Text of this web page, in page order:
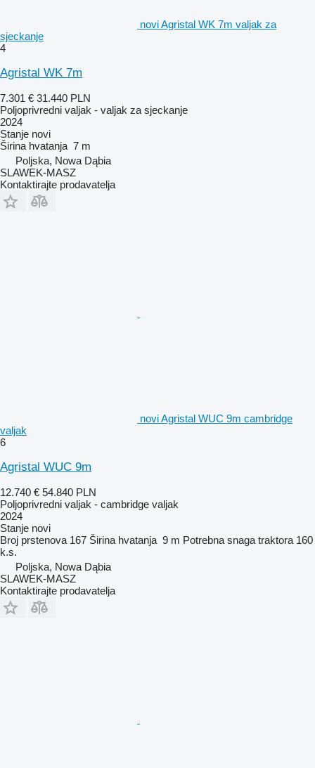
novi Agristal WK 7m valjak za
sjeckanje
4
Agristal WK 7m
7.301 € 31.440 PLN
Poljoprivredni valjak - valjak za sjeckanje
2024
Stanje novi
Širina hvatanja 7 m
Poljska, Nowa Dąbia
SLAWEK-MASZ
Kontaktirajte prodavatelja
novi Agristal WUC 9m cambridge
valjak
6
Agristal WUC 9m
12.740 € 54.840 PLN
Poljoprivredni valjak - cambridge valjak
2024
Stanje novi
Broj prstenova 167 Širina hvatanja 9 m Potrebna snaga traktora 160
k.s.
Poljska, Nowa Dąbia
SLAWEK-MASZ
Kontaktirajte prodavatelja